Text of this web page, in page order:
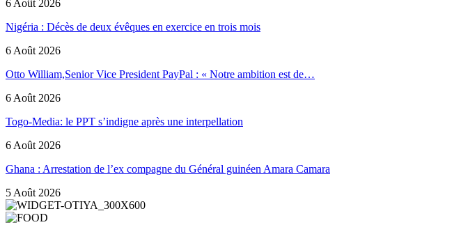
6 Août 2026
Nigéria : Décès de deux évêques en exercice en trois mois
6 Août 2026
Otto William,Senior Vice President PayPal : « Notre ambition est de…
6 Août 2026
Togo-Media: le PPT s’indigne après une interpellation
6 Août 2026
Ghana : Arrestation de l’ex compagne du Général guinéen Amara Camara
5 Août 2026